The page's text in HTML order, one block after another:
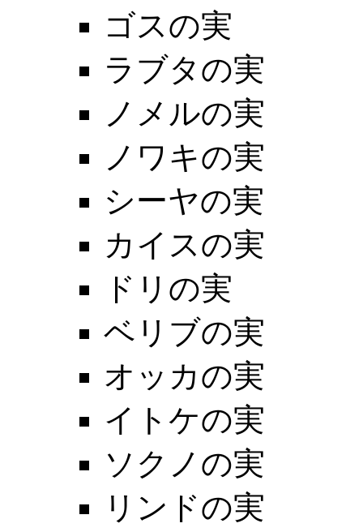
ゴスの実
ラブタの実
ノメルの実
ノワキの実
シーヤの実
カイスの実
ドリの実
ベリブの実
オッカの実
イトケの実
ソクノの実
リンドの実